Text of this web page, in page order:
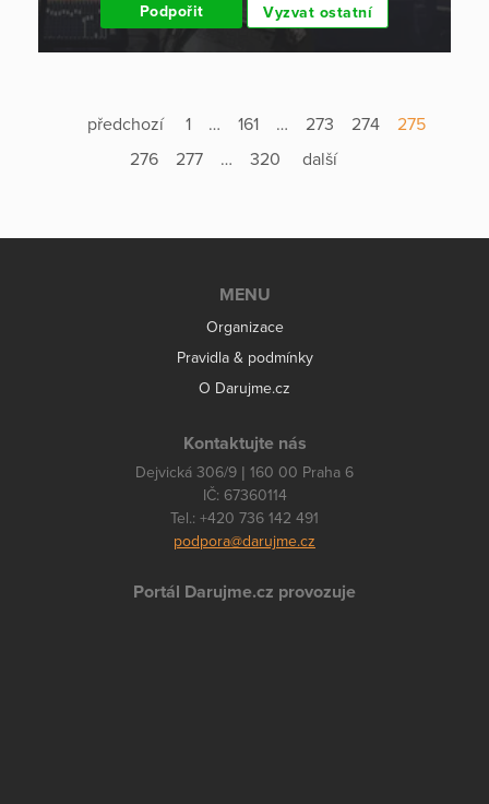
Podpořit Vyzvat ostatní
předchozí 1 … 161 … 273 274
275
276
277 … 320 další
MENU
Organizace
Pravidla & podmínky
O Darujme.cz
Kontaktujte nás
Dejvická 306/9 | 160 00 Praha 6
IČ: 67360114
Tel.: +420 736 142 491
podpora@darujme.cz
Portál Darujme.cz provozuje